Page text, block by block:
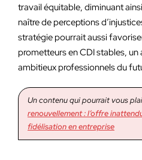
travail équitable, diminuant
naître de perceptions
stratégie pourrait aussi
prometteurs en CDI stables,
ambitieux professionnels du
Un contenu qui pourrait vous
renouvellement : l’offre
fidélisation en entreprise